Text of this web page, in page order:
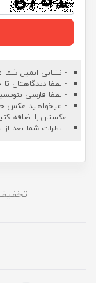
- نشانی ایمیل شما
- لطفا دیدگاهتان
- لطفا فارسی
- میخواهید عکس
عکستان را اضافه
- نظرات شما بعد